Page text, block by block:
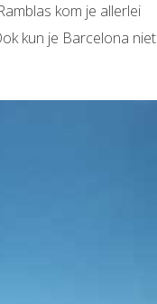
kom je allerlei
kun je Barcelona niet